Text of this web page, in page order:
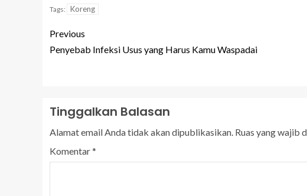
Tags: Koreng
Previous
Penyebab Infeksi Usus yang Harus Kamu Waspadai
Tinggalkan Balasan
Alamat email Anda tidak akan dipublikasikan. Ruas yang wajib
Komentar*